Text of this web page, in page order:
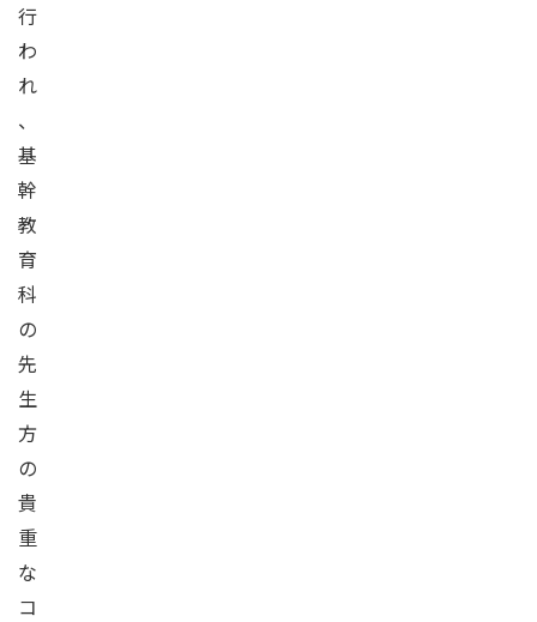
行
わ
れ
、
基
幹
教
育
科
の
先
生
方
の
貴
重
な
コ